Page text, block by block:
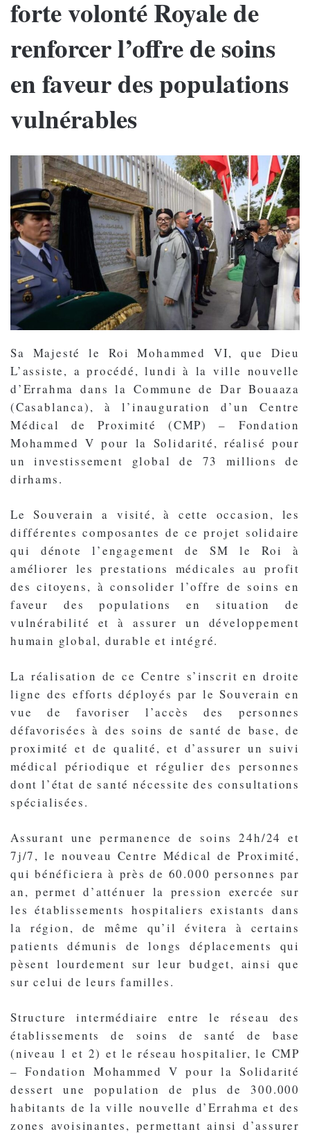
forte volonté Royale de
renforcer l’offre de soins
en faveur des populations
vulnérables
Sa Majesté le Roi Mohammed VI, que Dieu
L’assiste, a procédé, lundi à la ville nouvelle
d’Errahma dans la Commune de Dar Bouaaza
(Casablanca), à l’inauguration d’un Centre
Médical de Proximité (CMP) – Fondation
Mohammed V pour la Solidarité, réalisé pour
un investissement global de 73 millions de
dirhams.
Le Souverain a visité, à cette occasion, les
différentes composantes de ce projet solidaire
qui dénote l’engagement de SM le Roi à
améliorer les prestations médicales au profit
des citoyens, à consolider l’offre de soins en
faveur des populations en situation de
vulnérabilité et à assurer un développement
humain global, durable et intégré.
La réalisation de ce Centre s’inscrit en droite
ligne des efforts déployés par le Souverain en
vue de favoriser l’accès des personnes
défavorisées à des soins de santé de base, de
proximité et de qualité, et d’assurer un suivi
médical périodique et régulier des personnes
dont l’état de santé nécessite des consultations
spécialisées.
Assurant une permanence de soins 24h/24 et
7j/7, le nouveau Centre Médical de Proximité,
qui bénéficiera à près de 60.000 personnes par
an, permet d’atténuer la pression exercée sur
les établissements hospitaliers existants dans
la région, de même qu’il évitera à certains
patients démunis de longs déplacements qui
pèsent lourdement sur leur budget, ainsi que
sur celui de leurs familles.
Structure intermédiaire entre le réseau des
établissements de soins de santé de base
(niveau 1 et 2) et le réseau hospitalier, le CMP
– Fondation Mohammed V pour la Solidarité
dessert une population de plus de 300.000
habitants de la ville nouvelle d’Errahma et des
zones avoisinantes, permettant ainsi d’assurer